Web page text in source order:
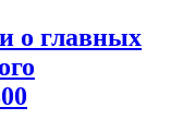
о главных